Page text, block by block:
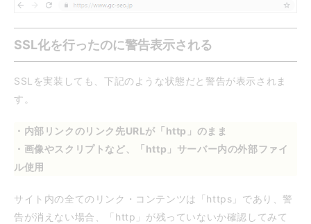
SSL化を行ったのに警告表示される
SSLを実装しても、下記のような状態だと警告が表示されま
す。
・内部リンクのリンク先URLが「http」のまま
・画像やスクリプトなど、「http」サーバー内の外部ファイ
ル使用
サイト内の全てのリンク・コンテンツは「https」であり、警
告が消えない場合、「http」が残っていないか確認してみて